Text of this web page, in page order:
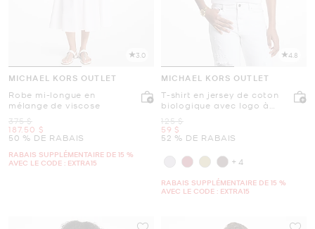
3.0
MICHAEL KORS OUTLET
Robe mi-longue en
mélange de viscose
était
375 $
maintenant
187.50 $
50 % DE RABAIS
RABAIS SUPPLÉMENTAIRE DE 15 %
AVEC LE CODE : EXTRA15
4.8
MICHAEL KORS OUTLET
T-shirt en jersey de coton
biologique avec logo à
était
125 $
maintenant
59 $
52 % DE RABAIS
+4
RABAIS SUPPLÉMENTAIRE DE 15 %
AVEC LE CODE : EXTRA15